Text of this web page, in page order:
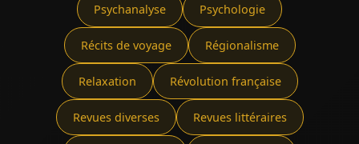
Psychanalyse Psychologie
Récits de voyage Régionalisme
Relaxation Révolution française
Revues diverses Revues littéraires